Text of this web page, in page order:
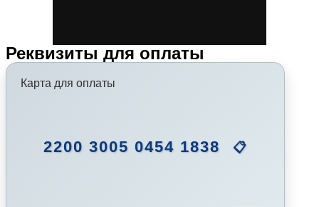
Реквизиты для оплаты
Карта для оплаты
2200 3005 0454 1838 📋